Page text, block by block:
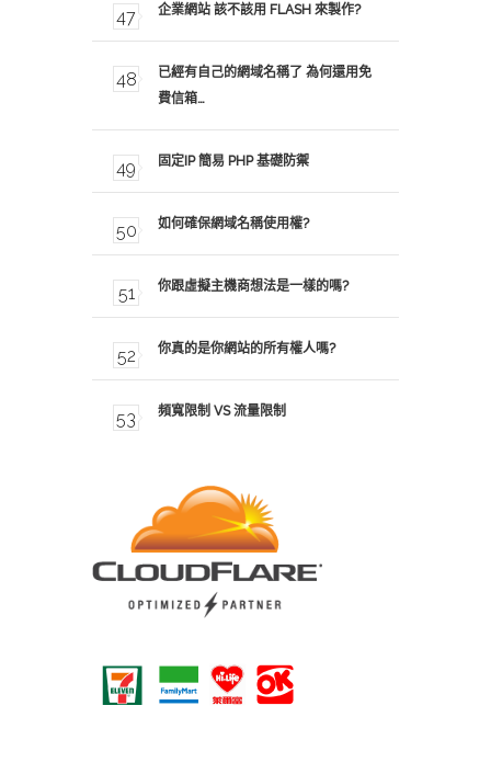
企業網站 該不該用 FLASH 來製作?
已經有自己的網域名稱了 為何還用免
費信箱…
固定IP 簡易 PHP 基礎防禦
如何確保網域名稱使用權?
你跟虛擬主機商想法是一樣的嗎?
你真的是你網站的所有權人嗎?
頻寬限制 VS 流量限制